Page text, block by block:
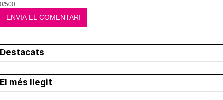
0/500
Destacats
El més llegit